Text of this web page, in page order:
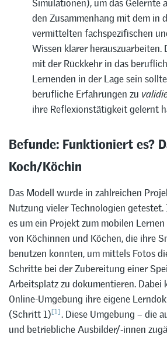
Simulationen), um das Gelernte
den Zusammenhang mit dem in
vermittelten fachspezifischen
Wissen klarer
mit der Rückkehr in das
Lernenden in der Lage sein
berufliche Erfahrungen zu
ihre Reflexionstätigkeit gelernt
Befunde: Funktioniert es?
Koch/Köchin
Das Modell wurde in zahlreichen
Nutzung vieler Technologien
es um ein Projekt zum mobilen
von Köchinnen und Köchen, die ihre
benutzen konnten, um mittels Fotos
Schritte bei der Zubereitung einer
Arbeitsplatz zu dokumentieren. Dabei
Online-Umgebung ihre eigene
(Schritt 1)[1]. Diese Umgebung – die
und betriebliche Ausbilder/-innen